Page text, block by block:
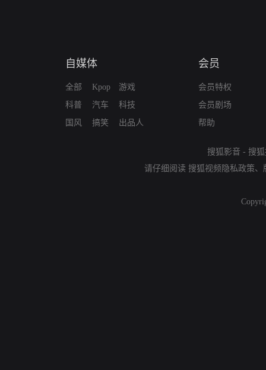
自媒体
全部
科普
国风
Kpop
汽车
搞笑
游戏
科技
出品人
会员
会员特权
会员剧场
帮助
搜狐影音 - 搜
请仔细阅读 搜狐视频隐私政策、